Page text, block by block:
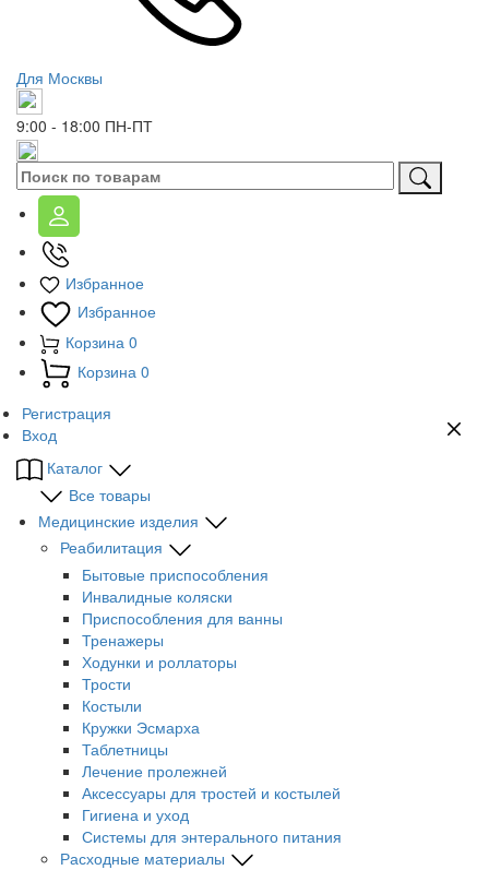
Для Москвы
9:00 - 18:00 ПН-ПТ
Избранное
Избранное
Корзина 0
Корзина 0
Регистрация
Вход
Каталог
Все товары
Медицинские изделия
Реабилитация
Бытовые приспособления
Инвалидные коляски
Приспособления для ванны
Тренажеры
Ходунки и роллаторы
Трости
Костыли
Кружки Эсмарха
Таблетницы
Лечение пролежней
Аксессуары для тростей и костылей
Гигиена и уход
Системы для энтерального питания
Расходные материалы